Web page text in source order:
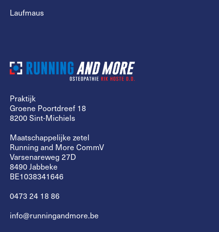
Laufmaus
Praktijk
Groene Poortdreef 18
8200 Sint-Michiels
Maatschappelijke zetel
Running and More CommV
Varsenareweg 27D
8490 Jabbeke
BE1038341646
0473 24 18 86
info@runningandmore.be